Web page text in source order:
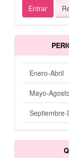
Entrar
Enero-Abril
Mayo-Agosto